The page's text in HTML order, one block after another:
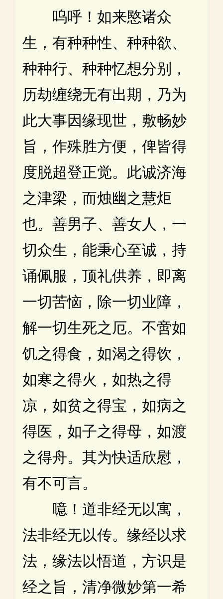
呜呼！如来愍诸众
生，有种种性、种种欲、
种种行、种种忆想分别，
历劫缠绕无有出期，乃为
此大事因缘现世，敷畅妙
旨，作殊胜方便，俾皆得
度脱超登正觉。此诚济海
之津梁，而烛幽之慧炬
也。善男子、善女人，一
切众生，能秉心至诚，持
诵佩服，顶礼供养，即离
一切苦恼，除一切业障，
解一切生死之厄。不啻如
饥之得食，如渴之得饮，
如寒之得火，如热之得
凉，如贫之得宝，如病之
得医，如子之得母，如渡
之得舟。其为快适欣慰，
有不可言。
噫！道非经无以寓，
法非经无以传。缘经以求
法，缘法以悟道，方识是
经之旨，清净微妙第一希